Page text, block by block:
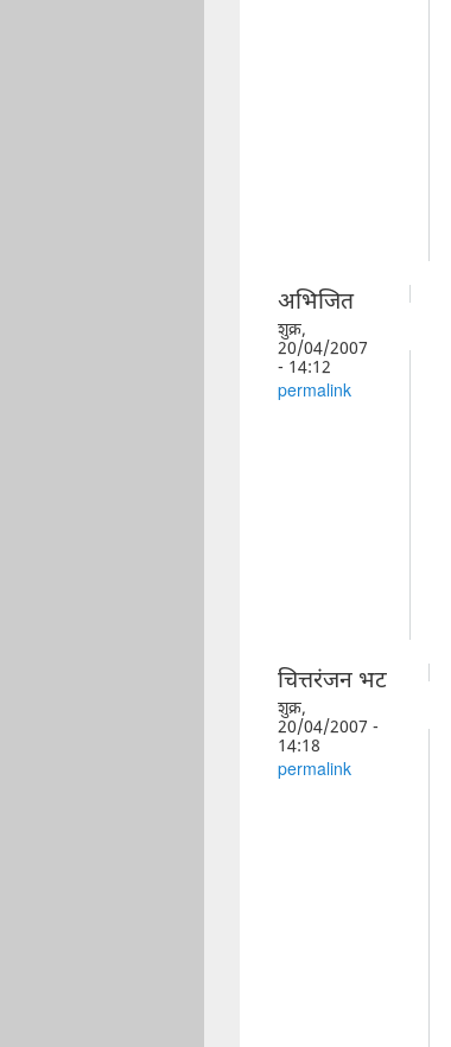
अभिजित
शुक्र,
20/04/2007
- 14:12
permalink
चित्तरंजन भट
शुक्र,
20/04/2007 -
14:18
permalink